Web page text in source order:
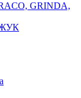
GRINDA,
ЖУК